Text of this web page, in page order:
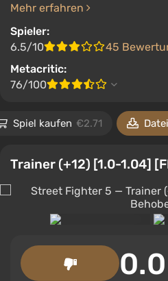
Mehr erfahren
Spieler:
6.5/10
45
Metacritic:
76/100
Spiel kaufen €2.71
Trainer (+12) [1.0-1.04]
0.0